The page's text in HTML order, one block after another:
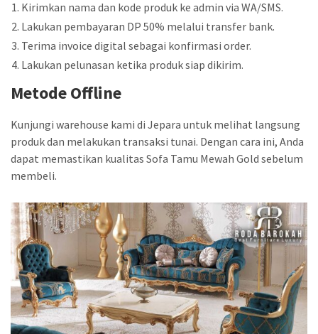
Kirimkan nama dan kode produk ke admin via WA/SMS.
Lakukan pembayaran DP 50% melalui transfer bank.
Terima invoice digital sebagai konfirmasi order.
Lakukan pelunasan ketika produk siap dikirim.
Metode Offline
Kunjungi warehouse kami di Jepara untuk melihat langsung
produk dan melakukan transaksi tunai. Dengan cara ini, Anda
dapat memastikan kualitas Sofa Tamu Mewah Gold sebelum
membeli.